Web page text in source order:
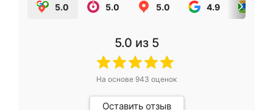
5.0 5.0 5.0 4.9
5.0 из 5
На основе 943 оценок
Оставить отзыв